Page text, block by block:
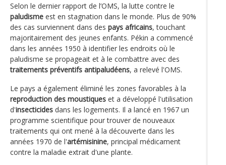
Selon le dernier rapport de l’OMS, la lutte contre le
paludisme est en stagnation dans le monde. Plus de 90%
des cas surviennent dans des pays africains, touchant
majoritairement des jeunes enfants. Pékin a commencé
dans les années 1950 à identifier les endroits où le
paludisme se propageait et à le combattre avec des
traitements préventifs antipaludéens, a relevé l'OMS.
Le pays a également éliminé les zones favorables à la
reproduction des moustiques et a développé l'utilisation
d'insecticides dans les logements. Il a lancé en 1967 un
programme scientifique pour trouver de nouveaux
traitements qui ont mené à la découverte dans les
années 1970 de l'artémisinine, principal médicament
contre la maladie extrait d'une plante.